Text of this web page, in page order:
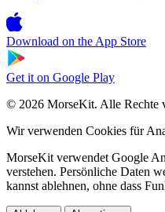
Download on the App Store
Get it on Google Play
© 2026 MorseKit. Alle Rechte
Wir verwenden Cookies für
MorseKit verwendet Google
verstehen. Persönliche Daten
kannst ablehnen, ohne dass